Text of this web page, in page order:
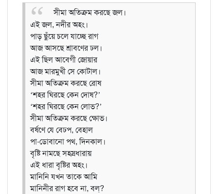
সীমা অতিক্রম করছে জল।
এই জল, নদীর অহং।
পাড় ছুঁয়ে চলে যাচ্ছে রাগ
আজ আসছে শ্রাবণের ঢল।
এই ছিল আবেগী জোয়ার
আজ মারমুখী সে কোটাল।
সীমা অতিক্রম করছে রোষ
‘শহর ঘিরছে কেন দোষ?’
‘শহর ঘিরছে কেন লোভ?’
সীমা অতিক্রম করছে ক্ষোভ।
বর্ষণে যে বেঢপ, বেহাল
পা-ডোবানো পথ, দিনকাল।
বৃষ্টি নামছে সহস্রধারায়
এই ধারা বৃষ্টির অহং।
মানিনি যখন তাকে আমি
মানিনীর রাগ হবে না, বল্‌?